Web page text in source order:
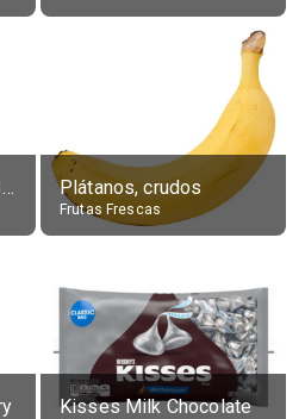
Original Spiced Rum (35% alc.) Plátanos, crudos
Frutas Frescas
Kisses Milk Chocolate